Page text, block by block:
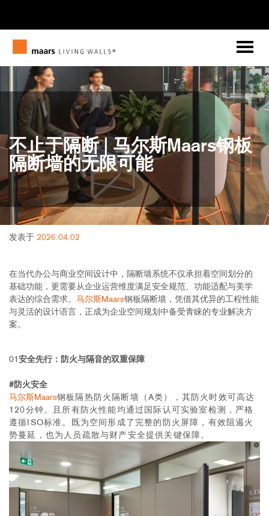
不止于隔断 | 马尔斯Maars钢板
隔断墙的无限可能
发表于 2026.04.02
在当代办公与商业空间设计中，隔断墙系统不仅承担着空间划分的
基础功能，更需要从企业运营维度满足安全规范、功能适配与美学
表达的综合需求。 马尔斯Maars钢板隔断墙，凭借其优异的工程性能
与灵活的设计语言，正成为企业空间规划中备受青睐的专业解决方
案。
01安全先行：防火与隔音的双重保障
#防火安全
马尔斯Maars钢板隔热防火隔断墙（A类），其防火时效可高达
120分钟。且所有防火性能均通过国际认可实验室检测，严格
遵循ISO标准。既为空间形成了完整的防火屏障，有效阻遏火
势蔓延，也为人员疏散与财产安全提供关键保障。